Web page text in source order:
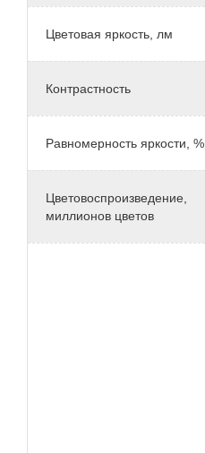
Цветовая яркость, лм
Контрастность
Равномерность яркости, %
Цветовоспроизведение,
миллионов цветов